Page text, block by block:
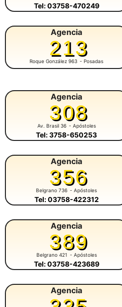
Tel: 03758-470249
Agencia
213
Roque González 963 - Posadas
Agencia
308
Av. Brasil 36 - Apóstoles
Tel: 3758-650253
Agencia
356
Belgrano 736 - Apóstoles
Tel: 03758-422312
Agencia
389
Belgrano 421 - Apóstoles
Tel: 03758-423689
Agencia